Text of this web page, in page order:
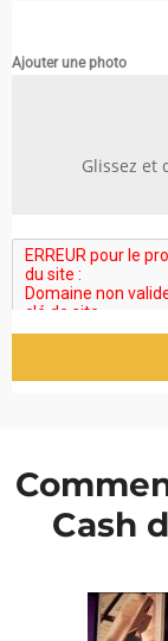
Ajouter une photo
Glissez et
Cash